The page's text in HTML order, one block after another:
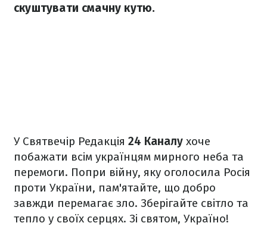
скуштувати смачну кутю.
У Святвечір Редакція 24 Каналу хоче
побажати всім українцям мирного неба та
перемоги. Попри війну, яку оголосила Росія
проти України, пам'ятайте, що добро
завжди перемагає зло. Зберігайте світло та
тепло у своїх серцях. Зі святом, Україно!